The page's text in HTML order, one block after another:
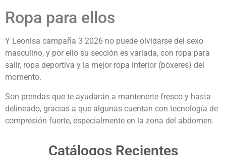
Ropa para ellos
Y Leonisa campaña 3 2026 no puede olvidarse del sexo
masculino, y por ello su sección es variada, con ropa para
salir, ropa deportiva y la mejor ropa interior (bóxeres) del
momento.
Son prendas que te ayudarán a mantenerte fresco y hasta
delineado, gracias a que algunas cuentan con tecnología de
compresión fuerte, especialmente en la zona del abdomen.
Catálogos Recientes